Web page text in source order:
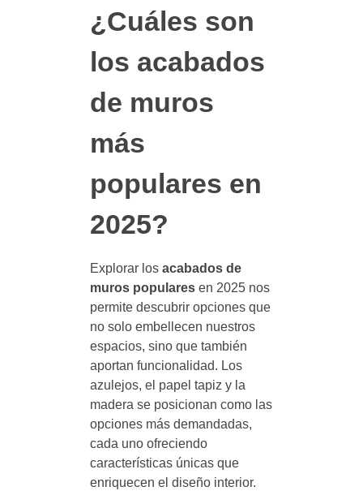
¿Cuáles son
los acabados
de muros
más
populares en
2025?
Explorar los acabados de
muros popularesen 2025 nos
permite descubrir opciones que
no solo embellecen nuestros
espacios, sino que también
aportan funcionalidad. Los
azulejos, el papel tapiz y la
madera se posicionan como las
opciones más demandadas,
cada uno ofreciendo
características únicas que
enriquecen el diseño interior.